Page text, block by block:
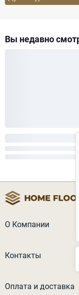
Вы недавно
О Компании
Контакты
Оплата и доставка